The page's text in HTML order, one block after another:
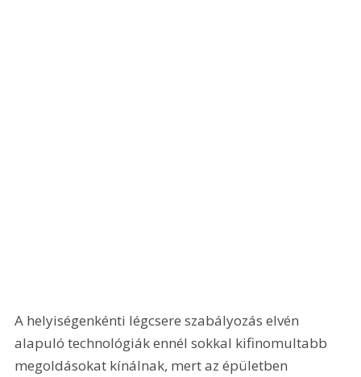
A helyiségenkénti légcsere szabályozás elvén
alapuló technológiák ennél sokkal kifinomultabb
megoldásokat kínálnak, mert az épületben